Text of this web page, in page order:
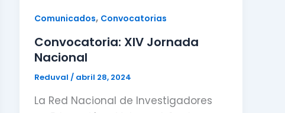
Comunicados, Convocatorias
Convocatoria: XIV Jornada
Nacional
Reduval/ abril 28, 2024
La Red Nacional de Investigadores